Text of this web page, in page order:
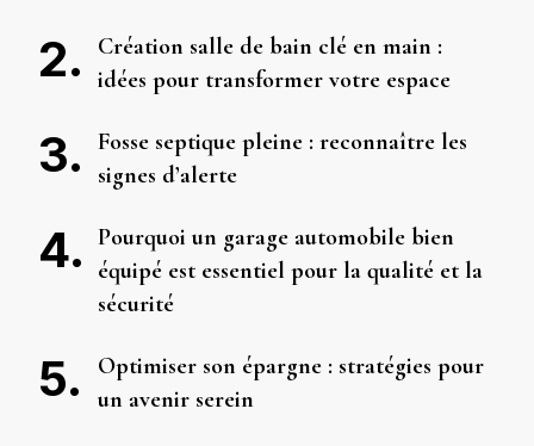
Création salle de bain clé en main :
idées pour transformer votre espace
Fosse septique pleine : reconnaître les
signes d’alerte
Pourquoi un garage automobile bien
équipé est essentiel pour la qualité et la
sécurité
Optimiser son épargne : stratégies pour
un avenir serein